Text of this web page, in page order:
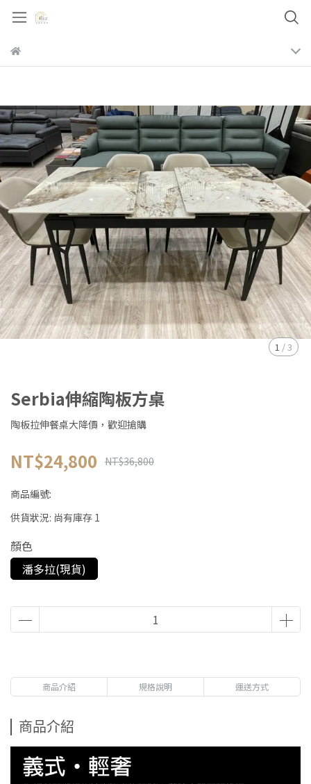
1 /3
Serbia伸縮陶板方桌
陶板拉伸餐桌大降價，歡迎搶購
NT$24,800 NT$36,800
商品編號:
供貨狀況: 尚有庫存 1
顏色
潘多拉(現貨)
商品介紹 規格說明 運送方式
商品介紹